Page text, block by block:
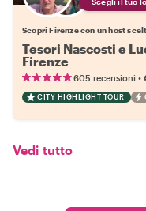
Scopri Firenze con un host
Tesori Nascosti e
Firenze
605 recensioni •
CITY HIGHLIGHT TOUR
Vedi tutto